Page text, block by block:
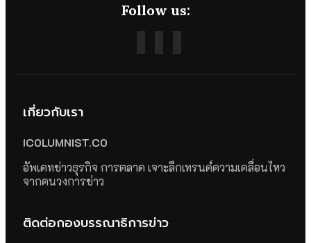
Follow us:
เกี่ยวกับเรา
ICOLUMNIST.CO
อัพเดทข่าวธุรกิจ การตลาด เจาะลึกเทรนด์ความเคลื่อนไหว
จากคนวงการข่าว
ติดต่อกองบรรณาธิการข่าว